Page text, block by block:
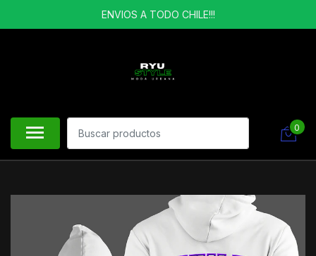
ENVIOS A TODO CHILE!!!
0